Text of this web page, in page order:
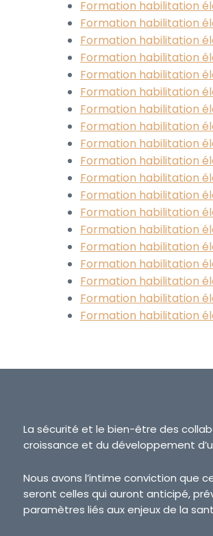
Formation habilitation
Formation habilitation
Formation habilitation
Formation habilitation
Formation habilitation
Formation habilitation
Formation habilitation
Formation habilitation
Formation habilitation
Formation habilitation
Formation habilitation
Formation habilitation
Formation habilitation
Formation habilitation
Formation habilitation
Formation habilitation
Formation habilitation
Formation habilitation
Formation habilitation
La sécurité et le bien-être des
croissance et du développement
Nous avons l’intime conviction que
seront celles qui auront anticipé,
paramètres liés aux enjeux de la